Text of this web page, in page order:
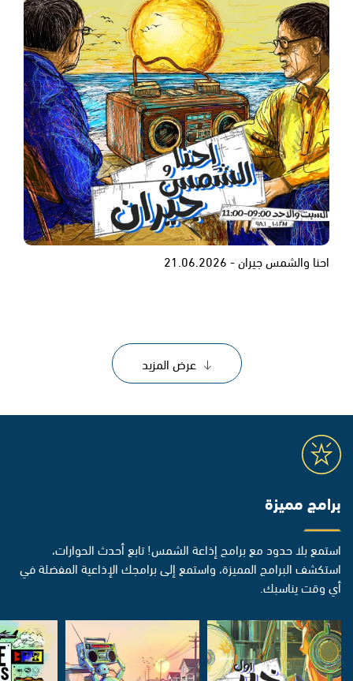
احنا والشمس جيران - 21.06.2026
عرض المزيد
برامج مميزة
استمع بلا حدود مع برامج إذاعة الشمس! تابع أحدث الحوارات،
استكشف البرامج المميزة، واستمع إلى برامجك الإذاعية المفضلة في
أي وقت يناسبك.